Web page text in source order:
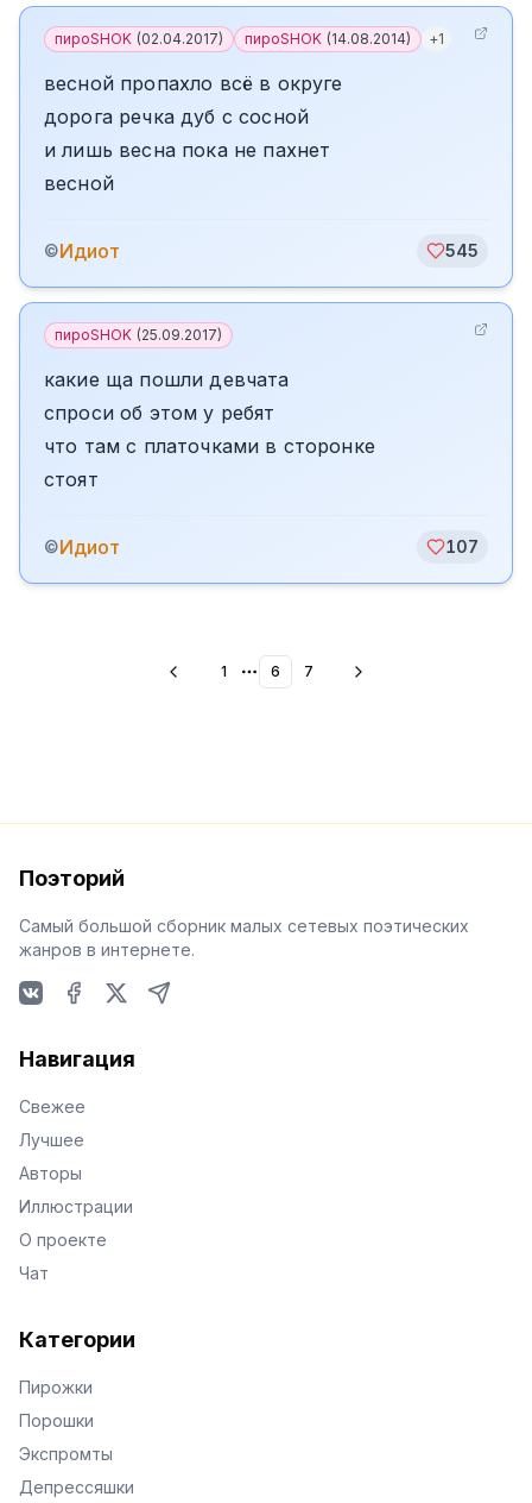
пироSHOK (02.04.2017) пироSHOK (14.08.2014) +1
весной пропахло всё в округе
дорога речка дуб с сосной
и лишь весна пока не пахнет
весной
©Идиот 545
пироSHOK (25.09.2017)
какие ща пошли девчата
спроси об этом у ребят
что там с платочками в сторонке
стоят
©Идиот 107
1 More pages
6 7
Поэторий
Самый большой сборник малых сетевых поэтических
жанров в интернете.
Навигация
Свежее
Лучшее
Авторы
Иллюстрации
О проекте
Чат
Категории
Пирожки
Порошки
Экспромты
Депрессяшки